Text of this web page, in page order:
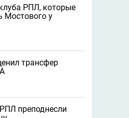
РПЛ, которые
Мостового у
трансфер
преподнесли